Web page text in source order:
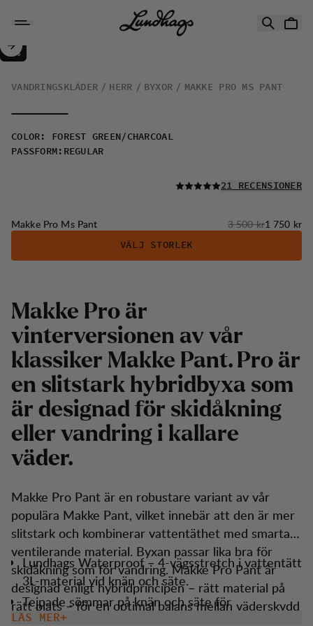
Makke Pro Ms Pant
REA:
50%
VANDRINGSKLÄDER HERR BYXOR MAKKE PRO MS PANT
COLOR :
FOREST GREEN/CHARCOAL
PASSFORM : REGULAR
LÄS ALLA
21 RECENSIONER
Makke Pro Ms Pant Originalpris:
3 500 krReapris:
1 750 kr
VÄLJ STORLEK
Makke Pro är
vinterversionen av vår
klassiker Makke Pant. Pro är
en slitstark hybridbyxa som
är designad för skidåkning
eller vandring i kallare
väder.
Makke Pro Pant är en robustare variant av vår
populära Makke Pant, vilket innebär att den är mer
slitstark och kombinerar vattentäthet med smarta,
ventilerande material. Byxan passar lika bra för
skidåkning som för vandring. Makke Pro Pant är
designad enligt hybridprincipen – rätt material på
rätt plats – för en optimal balans mellan väderskydd
Lundhags Waterproof – 4-vägsstretch i vattentätt
3L-material vid knän och säte.
Tejpade sömmar på knän och säte för
vattentäthet.
LÄS MER